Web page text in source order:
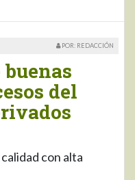
POR: REDACCIÓN
del
con alta